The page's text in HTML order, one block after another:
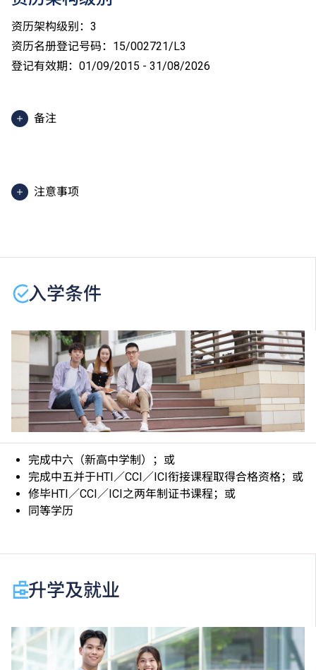
资历架构级别：3
资历名册登记号码：15/002721/L3
登记有效期：01/09/2015 - 31/08/2026
备注
心、薄扶林的中式及西式训练餐厅、T酒店、训练饭堂
（学膳堂）及九龙湾西式训练餐厅。
注意事项
何课程、修正课程名称、内容或更改开办课程的院校／
学生在受训期间，必须符合食物处理人员的健康水平，
病毒抗体lgG测试。
若甲型肝炎病毒抗体的测试结果呈现阴性，建议学生注
射疫苗。
学生须自费验身及购买课程指定之教科书、制服及鞋，
如学生未符合指定要求，本学院有权取消其入学资格。
课程内容中所列项目只是课程重点内容，尚有其他单元
未能尽录。
学生在完成食物安全与卫生单元后，可选择自费报考由
英国皇家公共卫生学会举办的餐饮服务食品安全二级奖
励证书考试，合格者可获颁证书。
申请人须拥有良好嗅觉。
机会衔接专业文凭／专业证书课程。详情请致电2538
2200向院校查询。
入学条件
完成中六（新高中学制）；或
完成中五并于HTI／CCI／ICI衔接课程取得合格资格；或
修毕HTI／CCI／ICI之两年制证书课程；或
同等学历
升学及就业